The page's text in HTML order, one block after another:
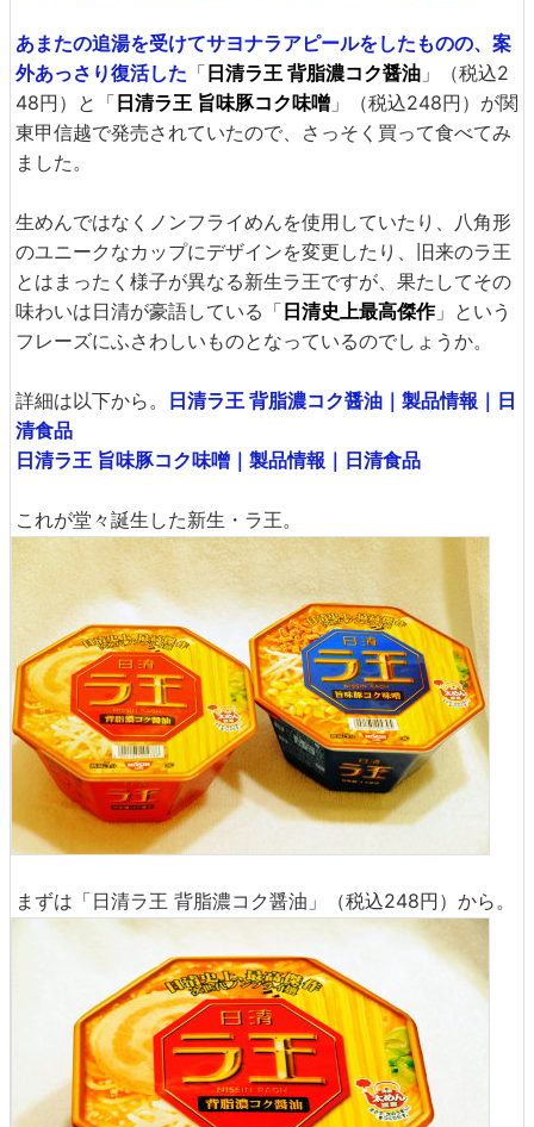
あまたの追湯を受けてサヨナラアピールをしたものの、案
外あっさり復活した 「 日清ラ王 背脂濃コク醤油 」（税込2
48円）と「 日清ラ王 旨味豚コク味噌 」（税込248円）が関
東甲信越で発売されていたので、さっそく買って食べてみ
ました。
生めんではなくノンフライめんを使用していたり、八角形
のユニークなカップにデザインを変更したり、旧来のラ王
とはまったく様子が異なる新生ラ王ですが、果たしてその
味わいは日清が豪語している「 日清史上最高傑作」という
フレーズにふさわしいものとなっているのでしょうか。
詳細は以下から。
日清ラ王 背脂濃コク醤油｜製品情報｜日
清食品
日清ラ王 旨味豚コク味噌｜製品情報｜日清食品
これが堂々誕生した新生・ラ王。
まずは「日清ラ王 背脂濃コク醤油」（税込248円）から。